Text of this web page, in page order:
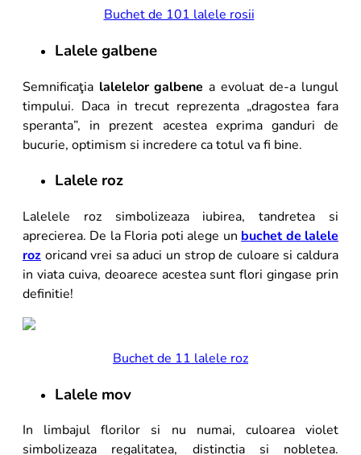
Buchet de 101 lalele rosii
Lalele galbene
Semnificaţia lalelelor galbene a evoluat de-a lungul
timpului. Daca in trecut reprezenta „dragostea fara
speranta”, in prezent acestea exprima ganduri de
bucurie, optimism si incredere ca totul va fi bine.
Lalele roz
Lalelele roz simbolizeaza iubirea, tandretea si
aprecierea. De la Floria poti alege un buchet de lalele
roz oricand vrei sa aduci un strop de culoare si caldura
in viata cuiva, deoarece acestea sunt flori gingase prin
definitie!
Buchet de 11 lalele roz
Lalele mov
In limbajul florilor si nu numai, culoarea violet
simbolizeaza regalitatea, distinctia si nobletea.